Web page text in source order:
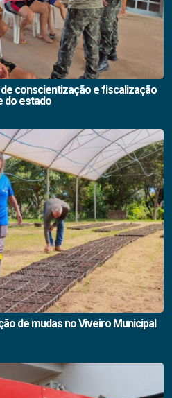
conscientização e fiscalização
do estado
de mudas no Viveiro Municipal